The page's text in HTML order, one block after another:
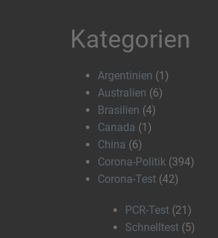
Kategorien
Argentinien (1)
Australien (6)
Brasilien (4)
Canada (1)
China (6)
Corona-Politik (394)
Corona-Test (42)
PCR-Test (21)
Schnelltest (5)